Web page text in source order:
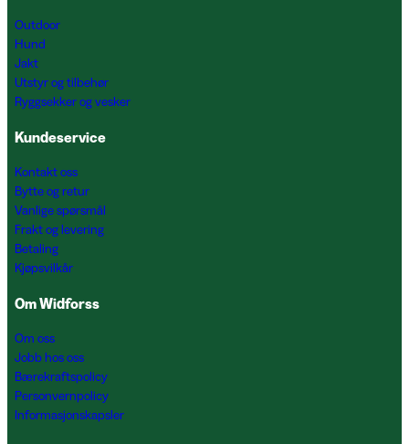
Outdoor
Hund
Jakt
Utstyr og tilbehør
Ryggsekker og vesker
Kundeservice
Kontakt oss
Bytte og retur
Vanlige spørsmål
Frakt og levering
Betaling
Kjøpsvilkår
Om Widforss
Om oss
Jobb hos oss
Bærekraftspolicy
Personvernpolicy
Informasjonskapsler